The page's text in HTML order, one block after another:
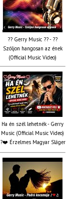
?? Gerry Music ?? - ??
Szóljon hangosan az ének
(Official Music Video)
Ha én szél lehetnék - Gerry
Music (Official Music Video)
?️❤️ Érzelmes Magyar Sláger